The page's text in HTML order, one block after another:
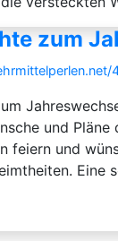
zum
und
feiern und
Eine